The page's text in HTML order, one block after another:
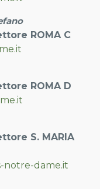
ROMA C
ROMA D
S. MARIA
notre-dame.it